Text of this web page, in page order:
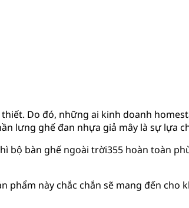
Do đó, những ai kinh doanh
lưng ghế đan nhựa giả mây là sự lựa
bàn ghế ngoài trời355 hoàn toàn
này chắc chắn sẽ mang đến cho